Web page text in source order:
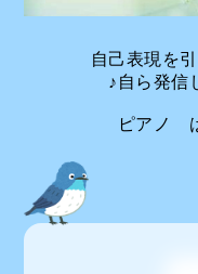
自己表現を
♪自ら発信
ピアノ